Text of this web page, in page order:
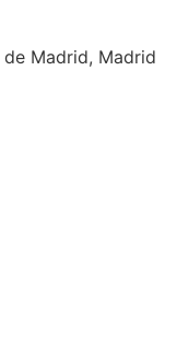
Madrid, Madrid